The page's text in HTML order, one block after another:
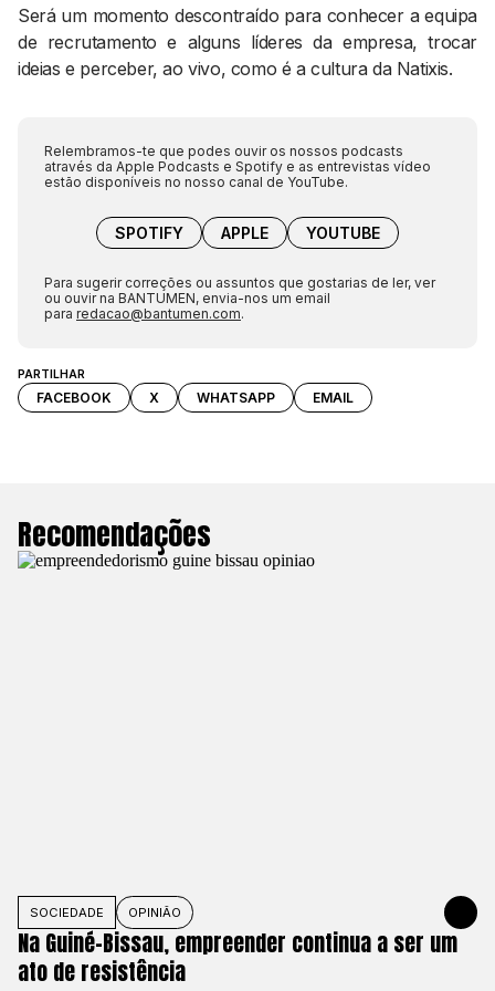
PARTILHAR
FACEBOOK X WHATSAPP EMAIL
Será um momento descontraído para conhecer a equipa
de recrutamento e alguns líderes da empresa, trocar
ideias e perceber, ao vivo, como é a cultura da Natixis.
Relembramos-te que podes ouvir os nossos podcasts
através da Apple Podcasts e Spotify e as entrevistas vídeo
estão disponíveis no nosso canal de YouTube.
SPOTIFY APPLE YOUTUBE
Para sugerir correções ou assuntos que gostarias de ler, ver
ou ouvir na BANTUMEN, envia-nos um email
para redacao@bantumen.com.
Recomendações
SOCIEDADE OPINIÃO 1 DE
Na Guiné-Bissau, empreender continua a ser um
ato de resistência